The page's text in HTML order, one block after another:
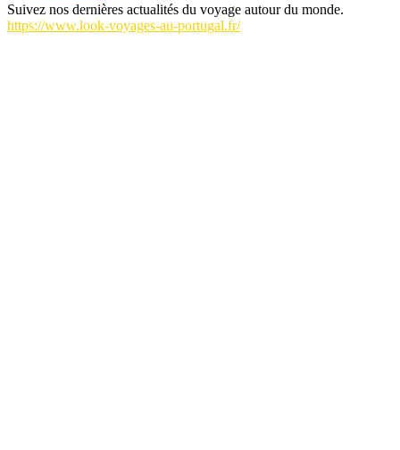
Suivez nos dernières actualités du voyage autour du monde.
https://www.look-voyages-au-portugal.fr/